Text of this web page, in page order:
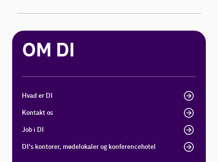
OM DI
Hvad er DI
Kontakt os
Job i DI
DI's kontorer, mødelokaler og konferencehotel